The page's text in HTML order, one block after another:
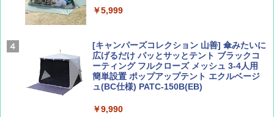
AIRLINE（エアライン）2026年9月号【特
集】ボーイング110周年を祝して！
￥1,760
ァキア 2026～2027 地球の歩き方A ヨーロッ
￥2,277
新しい日本地理 地図・統計・移動から読み
解く (講談社現代新書)
￥1,540
￥5,999
[キャンパーズコレクション 山善] 傘みたいに
広げるだけ パッとサッとテント ブラックコ
ーティング フルクローズ メッシュ 3-4人用
簡単設置 ポップアップテント エクルベージ
ュ(BC仕様) PATC-150B(EB)
￥9,990